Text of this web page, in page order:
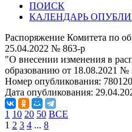
ПОИСК
КАЛЕНДАРЬ
Распоряжение Комитета по
25.04.2022 № 863-р
"О внесении изменения в
образованию от 18.08.2021 №
Номер опубликования:
Дата опубликования:
1 10 20 50 ВСЕ
1 2 3 4 ... 8